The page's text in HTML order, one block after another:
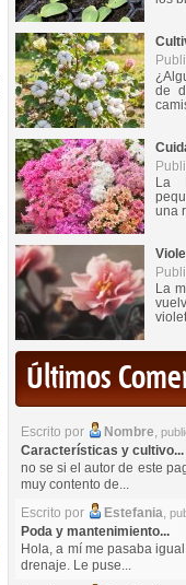
de
La
una
La
Últimos
Escrito por Nombre,
Características y cultivo...
no se si el autor de este
muy contento de...
Escrito por
Estefania,
Poda y mantenimiento...
Hola, a mí me pasaba
drenaje. Le puse...